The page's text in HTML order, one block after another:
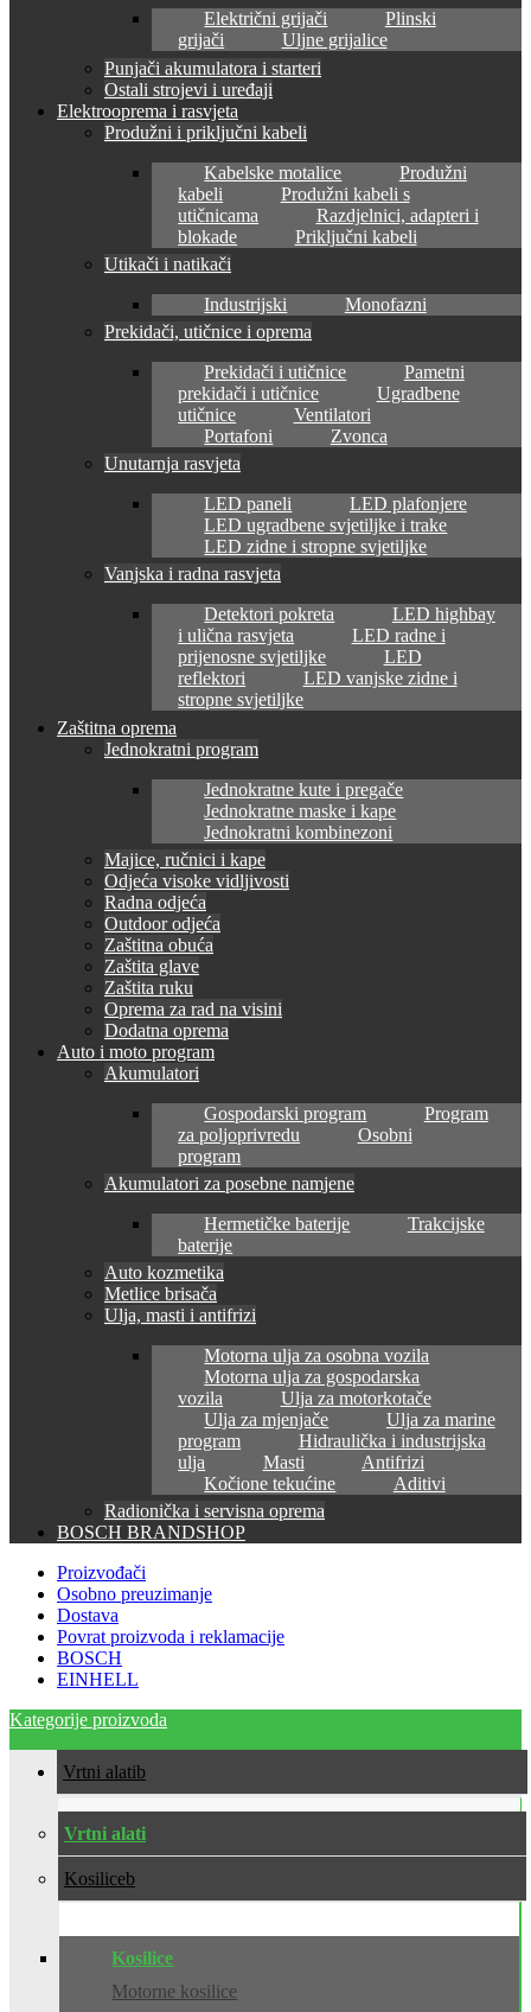
Električni grijači
Plinski
grijači
Uljne grijalice
Punjači akumulatora i starteri
Ostali strojevi i uređaji
Elektrooprema i rasvjeta
Produžni i priključni kabeli
Kabelske motalice
Produžni
kabeli
Produžni kabeli s
utičnicama
Razdjelnici, adapteri i
blokade
Priključni kabeli
Utikači i natikači
Industrijski
Monofazni
Prekidači, utičnice i oprema
Prekidači i utičnice
Pametni
prekidači i utičnice
Ugradbene
utičnice
Ventilatori
Portafoni
Zvonca
Unutarnja rasvjeta
LED paneli
LED plafonjere
LED ugradbene svjetiljke i trake
LED zidne i stropne svjetiljke
Vanjska i radna rasvjeta
Detektori pokreta
LED highbay
i ulična rasvjeta
LED radne i
prijenosne svjetiljke
LED
reflektori
LED vanjske zidne i
stropne svjetiljke
Zaštitna oprema
Jednokratni program
Jednokratne kute i pregače
Jednokratne maske i kape
Jednokratni kombinezoni
Majice, ručnici i kape
Odjeća visoke vidljivosti
Radna odjeća
Outdoor odjeća
Zaštitna obuća
Zaštita glave
Zaštita ruku
Oprema za rad na visini
Dodatna oprema
Auto i moto program
Akumulatori
Gospodarski program
Program
za poljoprivredu
Osobni
program
Akumulatori za posebne namjene
Hermetičke baterije
Trakcijske
baterije
Auto kozmetika
Metlice brisača
Ulja, masti i antifrizi
Motorna ulja za osobna vozila
Motorna ulja za gospodarska
vozila
Ulja za motorkotače
Ulja za mjenjače
Ulja za marine
program
Hidraulička i industrijska
ulja
Masti
Antifrizi
Kočione tekućine
Aditivi
Radionička i servisna oprema
BOSCH BRANDSHOP
Proizvođači
Osobno preuzimanje
Dostava
Povrat proizvoda i reklamacije
BOSCH
EINHELL
Kategorije proizvoda
Vrtni alati
Vrtni alati
Kosilice
Kosilice
Motorne kosilice